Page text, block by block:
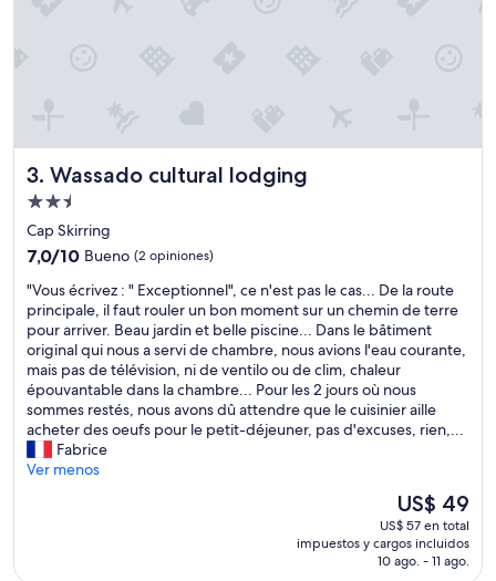
i
n
C
a
p
S
i
r
r
i
n
g
t
o
r
e
3. Wassado cultural lodging
Wassado cultural lodging
Propiedad
de
2.5
Cap Skirring
7.0
10,
Bueno,
(2
opiniones)
7,0/10 Bueno (2 opiniones)
"
V
o
u
s
é
c
r
i
v
"Vous écrivez : " Exceptionnel", ce n'est pas le cas... De la route
principale, il faut rouler un bon moment sur un chemin de terre
pour arriver. Beau jardin et belle piscine... Dans le bâtiment
original qui nous a servi de chambre, nous avions l'eau courante,
mais pas de télévision, ni de ventilo ou de clim, chaleur
épouvantable dans la chambre... Pour les 2 jours où nous
sommes restés, nous avons dû attendre que le cuisinier aille
acheter des oeufs pour le petit-déjeuner, pas d'excuses, rien,...
Fabrice
Ver menos
El
precio
actual
es
US$ 49
US$ 57 en total
impuestos y cargos incluidos
10 ago. - 11 ago.